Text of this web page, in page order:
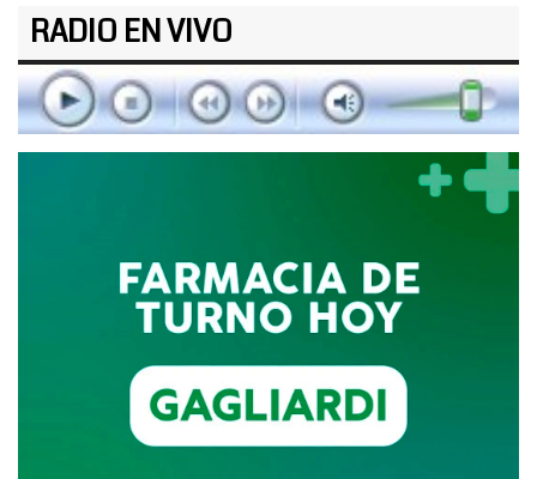
RADIO EN VIVO